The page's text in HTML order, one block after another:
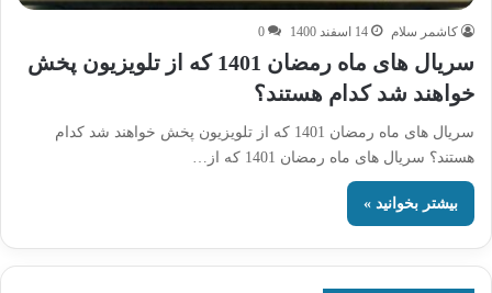
کاشمر سلام 14 اسفند 1400 0
سریال های ماه رمضان 1401 که از تلویزیون پخش
خواهند شد کدام هستند؟
سریال های ماه رمضان 1401 که از تلویزیون پخش خواهند شد کدام
هستند؟ سریال های ماه رمضان 1401 که از…
بیشتر بخوانید »